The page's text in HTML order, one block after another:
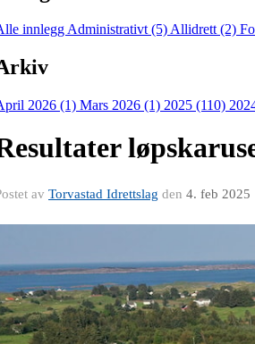
innlegg Administrativt (5) Allidrett (2)
2026 (1) Mars 2026 (1) 2025 (110)
av Torvastad Idrettslag den 4. feb 2025